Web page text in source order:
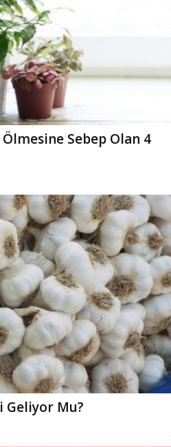
Sebep Olan 4
Geliyor Mu?